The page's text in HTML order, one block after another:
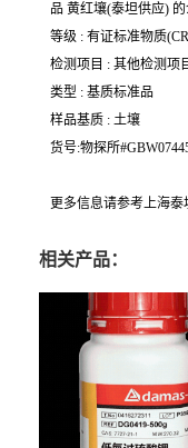
品 黄红壤(泰坦供应)
等级 : 有证标准物质
检测项目 : 其他检测项
类型 : 基质标准品
样品基质 : 土壤
货号:物探所
更多信息请参考上海
相关产品：